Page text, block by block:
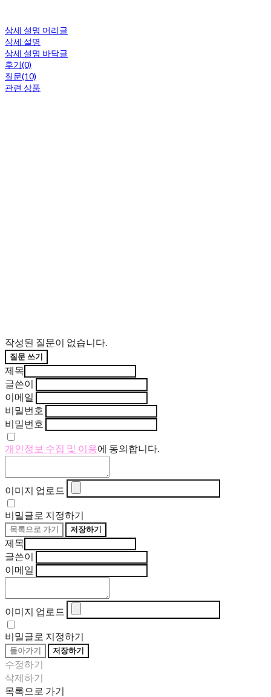
상세 설명 머리글
상세 설명
상세 설명 바닥글
후기(0)
질문(10)
관련 상품
작성된 질문이 없습니다.
질문 쓰기
제목
글쓴이
이메일
비밀번호
비밀번호
개인정보 수집 및 이용에 동의합니다.
이미지 업로드
비밀글로 지정하기
목록으로 가기 저장하기
제목
글쓴이
이메일
이미지 업로드
비밀글로 지정하기
돌아가기 저장하기
수정하기
삭제하기
목록으로 가기